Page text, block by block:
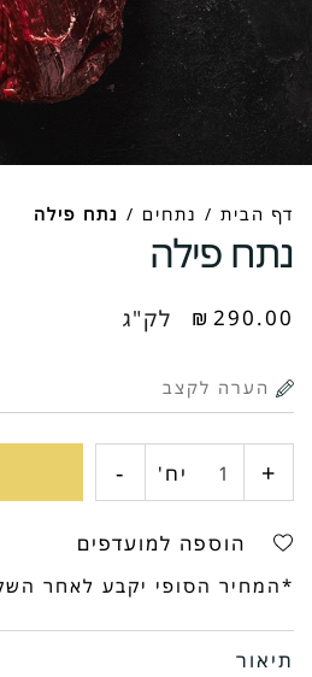
דף הבית / נתחים / נתח פילה
נתח פילה
₪ 290.00 לק"ג
+ כמות
נתח
פילה
יח' -
הוספה למועדפים
*המחיר הסופי יקבע לאחר
תיאור